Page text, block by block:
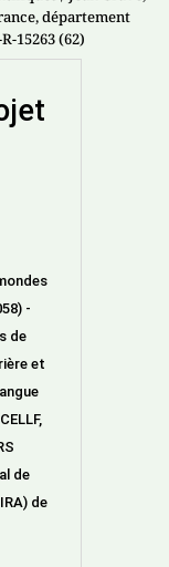
département
15263 (62)
-
de
et
de
de